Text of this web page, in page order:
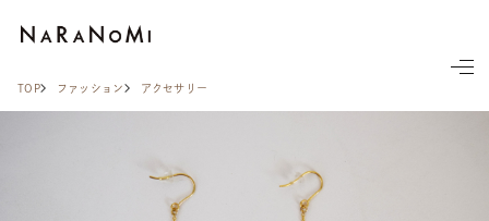
TOP ファッション アクセサリー